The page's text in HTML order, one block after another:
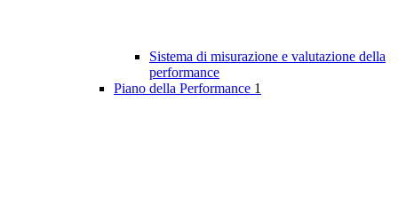
Sistema di misurazione e valutazione della
performance
Piano della Performance 1